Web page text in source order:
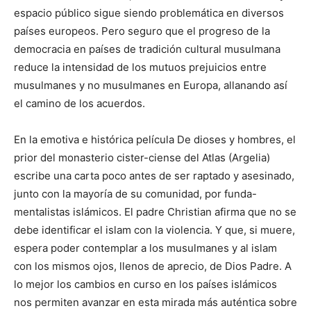
espacio público sigue siendo problemática en diver­sos
países europeos. Pero seguro que el pro­greso de la
democracia en países de tradi­ción cultural musulmana
reduce la intensi­dad de los mutuos prejuicios entre
musul­manes y no musulmanes en Europa, allanando así
el camino de los acuerdos.
En la emotiva e histórica película De dio­ses y hombres, el
prior del monasterio cister-ciense del Atlas (Argelia)
escribe una carta poco antes de ser raptado y asesinado,
junto con la mayoría de su comunidad, por funda-
mentalistas islámicos. El padre Christian afirma que no se
debe identificar el islam con la violencia. Y que, si muere,
espera po­der contemplar a los musulmanes y al islam
con los mismos ojos, llenos de aprecio, de Dios Padre. A
lo mejor los cambios en curso en los países islámicos
nos permiten avan­zar en esta mirada más auténtica sobre